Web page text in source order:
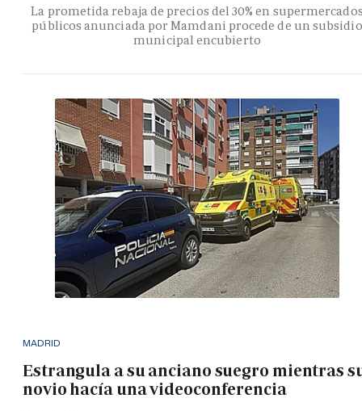
La prometida rebaja de precios del 30% en
públicos anunciada por Mamdani procede de un subsidio
municipal encubierto
MADRID
Estrangula a su anciano suegro mientras
novio hacía una videoconferencia